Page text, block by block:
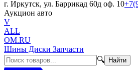
г. Иркутск, ул. Баррикад 60д оф. 10
Аукцион авто
V
ALL
OM.RU
Шины Диски Запчасти
🔍
Найти